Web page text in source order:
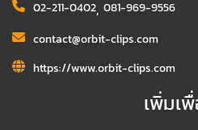
02-211-0402, 081-969-9556
contact@orbit-clips.com
https://www.orbit-clips.com
เพิ่มเ